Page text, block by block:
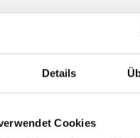
Details
Cookies
auf Sie und Ihre